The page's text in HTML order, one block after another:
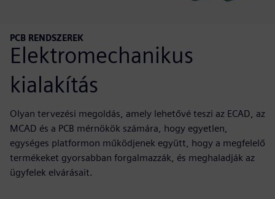
PCB RENDSZEREK
Elektromechanikus
kialakítás
Olyan tervezési megoldás, amely lehetővé teszi az ECAD, az
MCAD és a PCB mérnökök számára, hogy egyetlen,
egységes platformon működjenek együtt, hogy a megfelelő
termékeket gyorsabban forgalmazzák, és meghaladják az
ügyfelek elvárásait.